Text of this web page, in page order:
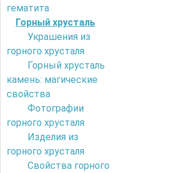
гематита
Горный хрусталь
Украшения из
горного хрусталя
Горный хрусталь
камень: магические
свойства
Фотографии
горного хрусталя
Изделия из
горного хрусталя
Свойства горного